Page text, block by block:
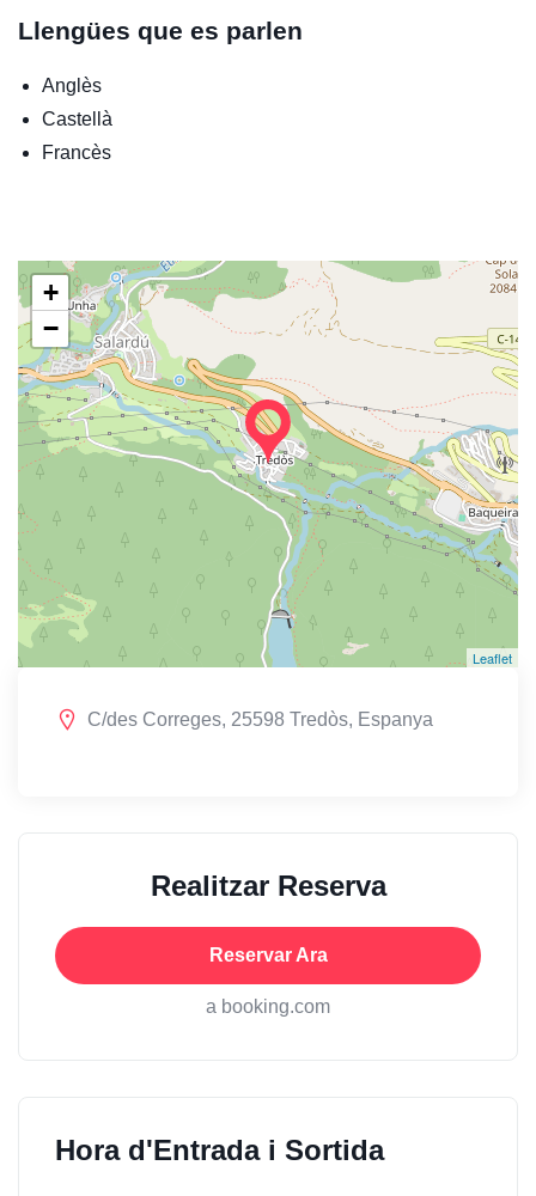
Llengües que es parlen
Anglès
Castellà
Francès
+
−
Leaflet
C/des Correges, 25598 Tredòs, Espanya
Realitzar Reserva
Reservar Ara
a booking.com
Hora d'Entrada i Sortida